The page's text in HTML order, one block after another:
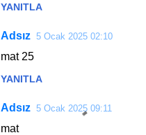
YANITLA
Adsız 5 Ocak 2025 02:10
mat 25
YANITLA
Adsız 5 Ocak 2025 09:11
mat